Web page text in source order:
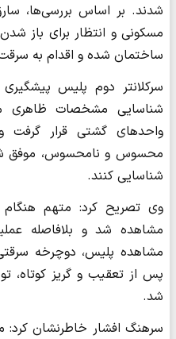
شدند. بر اساس بررسی‌ها،
مسکونی و انتظار برای باز
ساختمان شده و اقدام به
سرکلانتر دوم پلیس
شناسایی مشخصات ظاهری
واحدهای گشتی قرار گرفت
محسوس و نامحسوس، موفق
شناسایی کنند.
وی تصریح کرد: متهم
مشاهده شد و بلافاصله
مشاهده پلیس، دوچرخه
پس از تعقیب و گریز کوتاه،
شد.